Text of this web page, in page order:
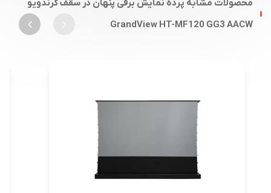
محصولات مشابه پرده نمایش برقی پنهان در سقف گرندویو
GrandView HT-MF120 GG3 AACW